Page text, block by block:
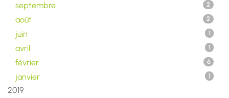
septembre 2
août 2
juin 1
avril 1
février 6
janvier 1
2019